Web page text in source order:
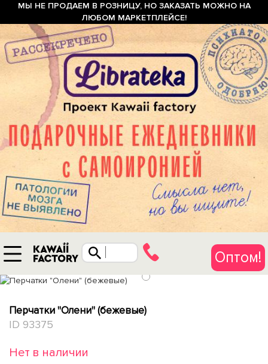
МЫ НЕ ПРОДАЕМ В РОЗНИЦУ, НО ЗАКАЗАТЬ МОЖНО НА
ЛЮБОМ МАРКЕТПЛЕЙСЕ!
Оптом!
Перчатки "Олени" (бежевые)
ID 93375
Нет в наличии